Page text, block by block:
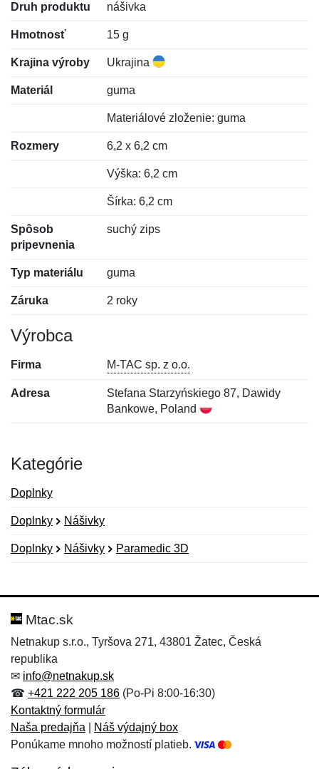
Druh produktu nášivka
Hmotnosť 15 g
Krajina výroby Ukrajina
Materiál guma
Materiálové zloženie: guma
Rozmery 6,2 x 6,2 cm
Výška: 6,2 cm
Šírka: 6,2 cm
Spôsob
pripevnenia
suchý zips
Typ materiálu guma
Záruka 2 roky
Výrobca
Firma M-TAC sp. z o.o.
Adresa
Stefana Starzyńskiego 87, Dawidy
Bankowe, Poland
Kategórie
Doplnky
Doplnky Nášivky
Doplnky Nášivky Paramedic 3D
Hodnotenie:
Meno:*
E-mail:
Meno:
E-mail:*
Správa*
Mtac.sk
Netnakup s.r.o., Tyršova 271, 43801 Žatec, Česká
republika
✉ info@netnakup.sk
☎ +421 222 205 186 (Po-Pi 8:00-16:30)
Kontaktný formulár
Naša predajňa
Náš výdajný box
Ponúkame mnoho možností platieb.